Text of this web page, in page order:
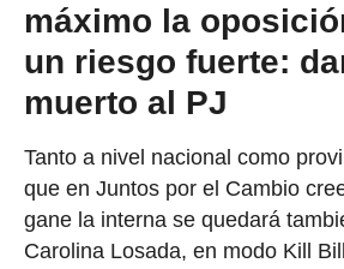
máximo la
un riesgo fuerte:
muerto al PJ
Tanto a nivel nacional como
que en Juntos por el Cambio
gane la interna se quedará
Carolina Losada, en modo Kill